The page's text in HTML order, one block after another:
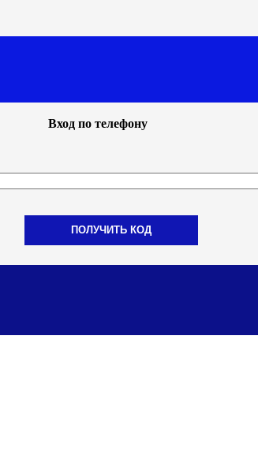
Вход по телефону
ПОЛУЧИТЬ КОД